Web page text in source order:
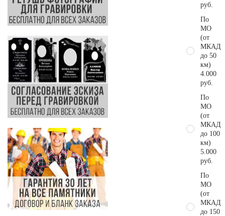
руб.
По
МО
(от
МКАД
до 50
км)
4.000
руб.
По
МО
(от
МКАД
до 100
км)
5.000
руб.
По
МО
(от
МКАД
до 150